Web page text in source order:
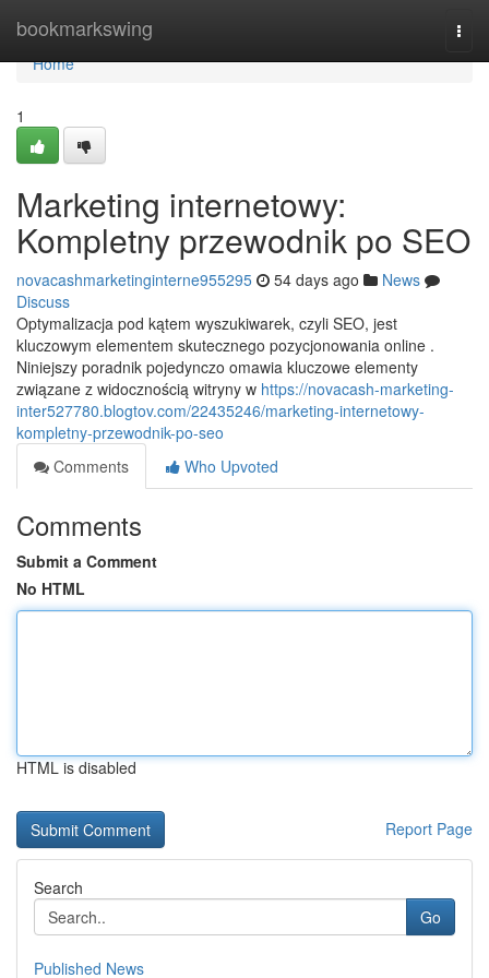
bookmarkswing
Home
Home
1
Marketing internetowy:
Kompletny przewodnik po SEO
novacashmarketinginterne955295 54 days ago
News
Discuss
Optymalizacja pod kątem wyszukiwarek, czyli SEO, jest
kluczowym elementem skutecznego pozycjonowania online .
Niniejszy poradnik pojedynczo omawia kluczowe elementy
związane z widocznością witryny w https://novacash-marketing-
inter527780.blogtov.com/22435246/marketing-internetowy-
kompletny-przewodnik-po-seo
Comments
Who Upvoted
Comments
Submit a Comment
No HTML
HTML is disabled
Report Page
Search
Go
Published News